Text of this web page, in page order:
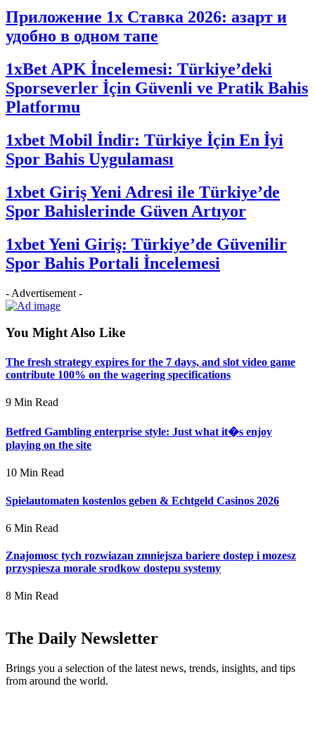
Приложение 1x Ставка 2026: азарт и
удобно в одном тапе
1xBet APK İncelemesi: Türkiye’deki
Sporseverler İçin Güvenli ve Pratik Bahis
Platformu
1xbet Mobil İndir: Türkiye İçin En İyi
Spor Bahis Uygulaması
1xbet Giriş Yeni Adresi ile Türkiye’de
Spor Bahislerinde Güven Artıyor
1xbet Yeni Giriş: Türkiye’de Güvenilir
Spor Bahis Portali İncelemesi
- Advertisement -
You Might Also Like
The fresh strategy expires for the 7 days, and slot video game
contribute 100% on the wagering specifications
9 Min Read
Betfred Gambling enterprise style: Just what it�s enjoy
playing on the site
10 Min Read
Spielautomaten kostenlos geben & Echtgeld Casinos 2026
6 Min Read
Znajomosc tych rozwiazan zmniejsza bariere dostep i mozesz
przyspiesza morale srodkow dostepu systemy
8 Min Read
The Daily Newsletter
Brings you a selection of the latest news, trends, insights, and tips
from around the world.